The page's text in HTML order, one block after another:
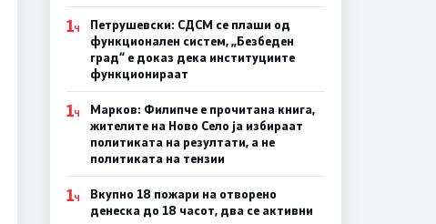
1Ч
Петрушевски: СДСМ се плаши од
функционален систем, „Безбеден
град“ е доказ дека институциите
функционираат
1Ч
Марков: Филипче е прочитана книга,
жителите на Ново Село ја избираат
политиката на резултати, а не
политиката на тензии
1Ч
Вкупно 18 пожари на отворено
денеска до 18 часот, два се активни